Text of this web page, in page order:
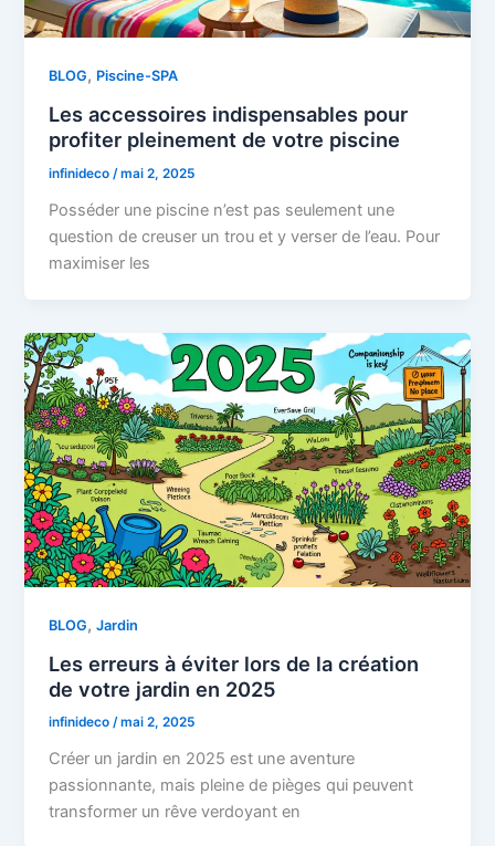
BLOG, Piscine-SPA
Les accessoires indispensables pour
profiter pleinement de votre piscine
infinideco /mai 2, 2025
Posséder une piscine n’est pas seulement une
question de creuser un trou et y verser de l’eau. Pour
maximiser les
BLOG,Jardin
Les erreurs à éviter lors de la création
de votre jardin en 2025
infinideco/mai 2, 2025
Créer un jardin en 2025 est une aventure
passionnante, mais pleine de pièges qui peuvent
transformer un rêve verdoyant en